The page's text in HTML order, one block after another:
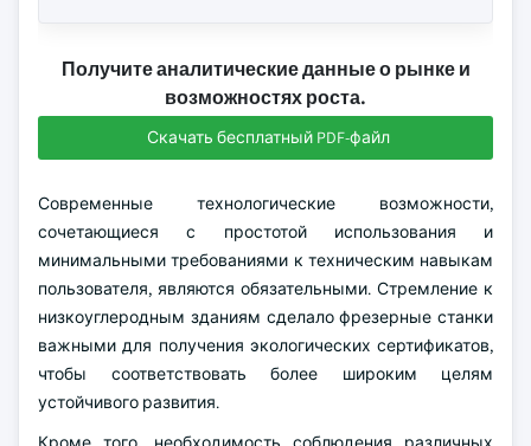
Получите аналитические данные о рынке и
возможностях роста.
Скачать бесплатный PDF-файл
Современные технологические возможности,
сочетающиеся с простотой использования и
минимальными требованиями к техническим навыкам
пользователя, являются обязательными. Стремление к
низкоуглеродным зданиям сделало фрезерные станки
важными для получения экологических сертификатов,
чтобы соответствовать более широким целям
устойчивого развития.